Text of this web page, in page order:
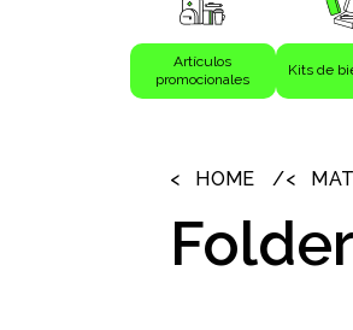
Artículos
promocionales
Kits de
Bolígrafos
HOME